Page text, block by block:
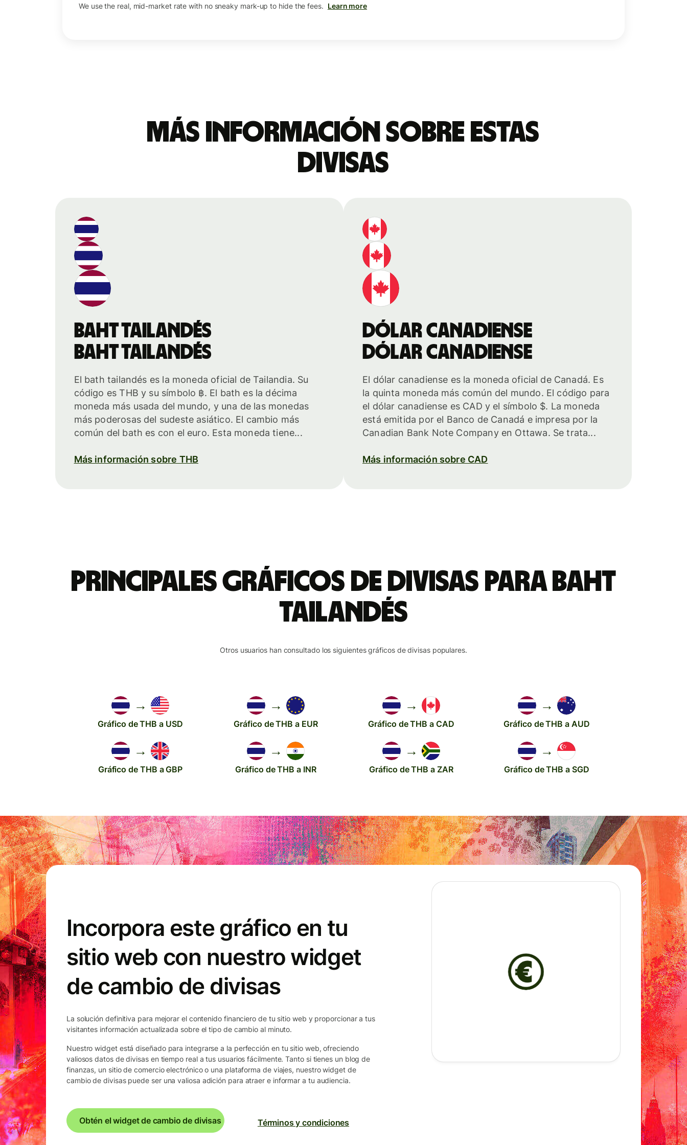
We use the real, mid-market rate with no sneaky mark-up to hide the fees. Learn more
Más información sobre estas
divisas
baht tailandés
baht tailandés
El bath tailandés es la moneda oficial de Tailandia. Su
código es THB y su símbolo ฿. El bath es la décima
moneda más usada del mundo, y una de las monedas
más poderosas del sudeste asiático. El cambio más
común del bath es con el euro. Esta moneda tiene...
Más información sobre THB
dólar canadiense
dólar canadiense
El dólar canadiense es la moneda oficial de Canadá. Es
la quinta moneda más común del mundo. El código para
el dólar canadiense es CAD y el símbolo $. La moneda
está emitida por el Banco de Canadá e impresa por la
Canadian Bank Note Company en Ottawa. Se trata...
Más información sobre CAD
Principales gráficos de divisas para baht
tailandés
Otros usuarios han consultado los siguientes gráficos de divisas populares.
→
Gráfico de THB a USD
→
Gráfico de THB a EUR
→
Gráfico de THB a CAD
→
Gráfico de THB a AUD
→
Gráfico de THB a GBP
→
Gráfico de THB a INR
→
Gráfico de THB a ZAR
→
Gráfico de THB a SGD
Incorpora este gráfico en tu
sitio web con nuestro widget
de cambio de divisas
La solución definitiva para mejorar el contenido financiero de tu sitio web y proporcionar a tus
visitantes información actualizada sobre el tipo de cambio al minuto.
Nuestro widget está diseñado para integrarse a la perfección en tu sitio web, ofreciendo
valiosos datos de divisas en tiempo real a tus usuarios fácilmente. Tanto si tienes un blog de
finanzas, un sitio de comercio electrónico o una plataforma de viajes, nuestro widget de
cambio de divisas puede ser una valiosa adición para atraer e informar a tu audiencia.
Obtén el widget de cambio de divisas Términos y condiciones